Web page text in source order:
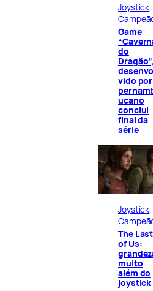
Joystick
Game
do
Dragão”,
vido por
ucano
conclui
final da
série
Joystick
The Last
of Us:
muito
além do
joystick